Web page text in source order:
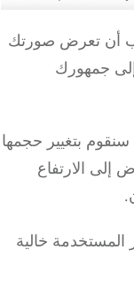
أن تعرض صورتك
إلى جمهورك
بتغيير حجمها
العرض إلى الارتفاع
المستخدمة خالية